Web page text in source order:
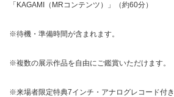
「KAGAMI（MRコンテンツ）」（約60分）
※待機・準備時間が含まれます。
※複数の展示作品を自由にご鑑賞いただけます。
※来場者限定特典7インチ・アナログレコード付き